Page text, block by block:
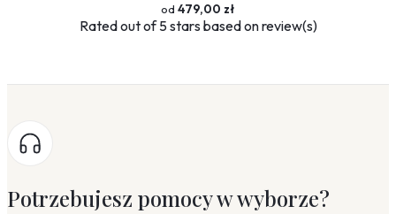
479,00 zł
Ratedout of 5 stars based onreview(s)
Potrzebujesz pomocy w wyborze?